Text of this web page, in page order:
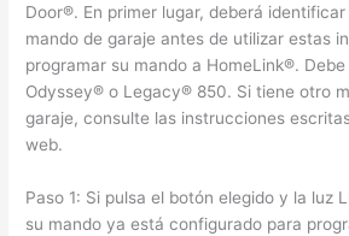
Door®. En primer lugar, deberá
mando de garaje antes de utilizar estas
programar su mando a HomeLink®.
Odyssey® o Legacy® 850. Si tiene otro
garaje, consulte las instrucciones
web.
Paso 1: Si pulsa el botón elegido y la luz
su mando ya está configurado para